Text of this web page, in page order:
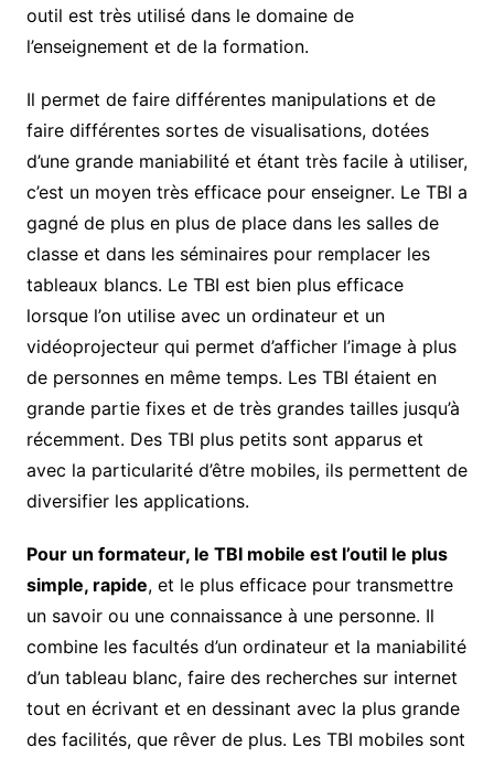
outil est très utilisé dans le domaine de
l’enseignement et de la formation.
Il permet de faire différentes manipulations et de
faire différentes sortes de visualisations, dotées
d’une grande maniabilité et étant très facile à utiliser,
c’est un moyen très efficace pour enseigner. Le TBI a
gagné de plus en plus de place dans les salles de
classe et dans les séminaires pour remplacer les
tableaux blancs. Le TBI est bien plus efficace
lorsque l’on utilise avec un ordinateur et un
vidéoprojecteur qui permet d’afficher l’image à plus
de personnes en même temps. Les TBI étaient en
grande partie fixes et de très grandes tailles jusqu’à
récemment. Des TBI plus petits sont apparus et
avec la particularité d’être mobiles, ils permettent de
diversifier les applications.
Pour un formateur, le TBI mobile est l’outil le plus
simple, rapide, et le plus efficace pour transmettre
un savoir ou une connaissance à une personne. Il
combine les facultés d’un ordinateur et la maniabilité
d’un tableau blanc, faire des recherches sur internet
tout en écrivant et en dessinant avec la plus grande
des facilités, que rêver de plus. Les TBI mobiles sont